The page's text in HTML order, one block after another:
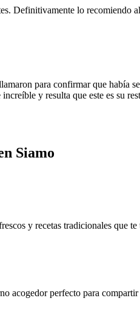
Definitivamente lo recomiendo
para confirmar que había
y resulta que este es su
Siamo
y recetas tradicionales que
acogedor perfecto para